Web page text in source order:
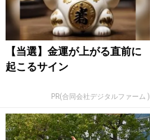
【当選】金運が上がる直前に
起こるサイン
PR(合同会社デジタルファーム )